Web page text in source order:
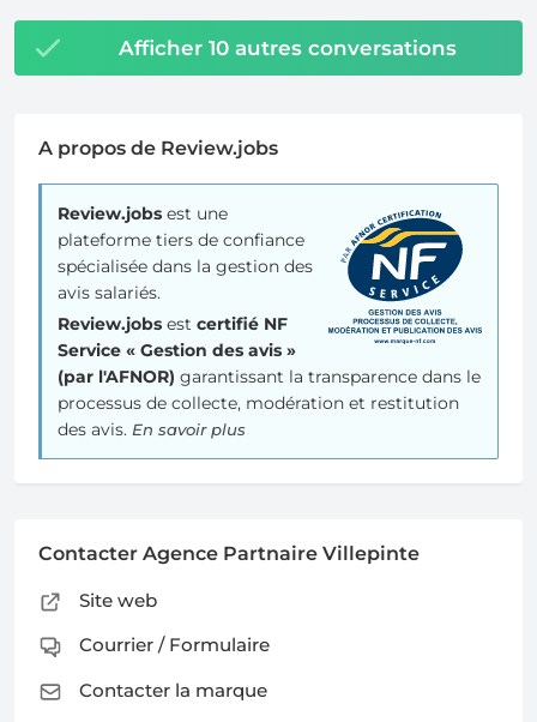
Afficher 10 autres conversations
A propos de Review.jobs
Review.jobs est une
plateforme tiers de confiance
spécialisée dans la gestion des
avis salariés.
Review.jobs est certifié NF
Service « Gestion des avis »
(par l'AFNOR) garantissant la transparence dans le
processus de collecte, modération et restitution
des avis. En savoir plus
Contacter Agence Partnaire Villepinte
Site web
Courrier / Formulaire
Contacter la marque